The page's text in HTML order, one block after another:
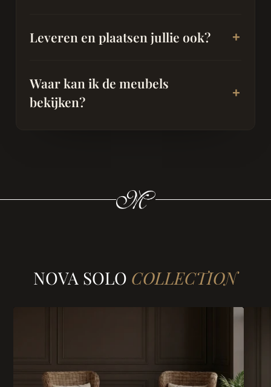
Leveren en plaatsen jullie ook?
Waar kan ik de meubels
bekijken?
NOVA SOLO COLLECTION